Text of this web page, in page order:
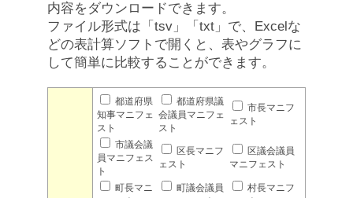
内容をダウンロードできます。
ファイル形式は「tsv」「txt」で、Excelな
どの表計算ソフトで開くと、表やグラフに
して簡単に比較することができます。
都道府県
知事マニフェ
スト
都道府県議
会議員マニフェ
スト
市長マニフ
ェスト
市議会議
員マニフェス
ト
区長マニフ
ェスト
区議会議員
マニフェスト
町長マニ
町議会議員
村長マニフ